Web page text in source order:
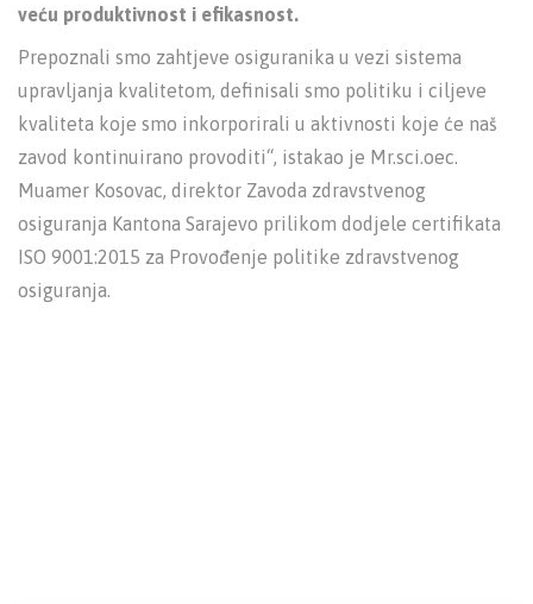
veću produktivnost i efikasnost.
Prepoznali smo zahtjeve osiguranika u vezi sistema
upravljanja kvalitetom, definisali smo politiku i ciljeve
kvaliteta koje smo inkorporirali u aktivnosti koje će naš
zavod kontinuirano provoditi“, istakao je Mr.sci.oec.
Muamer Kosovac, direktor Zavoda zdravstvenog
osiguranja Kantona Sarajevo prilikom dodjele certifikata
ISO 9001:2015 za Provođenje politike zdravstvenog
osiguranja.